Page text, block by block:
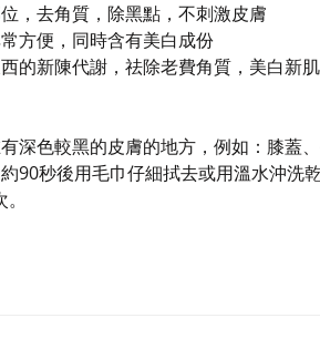
，去角質，除黑點，不刺激皮膚
方便，同時含有美白成份
的新陳代謝，祛除老費角質，美白新
深色較黑的皮膚的地方，例如：膝蓋
90秒後用毛巾仔細拭去或用溫水沖洗乾